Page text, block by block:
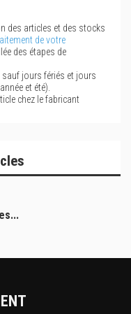
des articles et des stocks
de votre
des étapes de
sauf jours fériés et jours
et été).
chez le fabricant